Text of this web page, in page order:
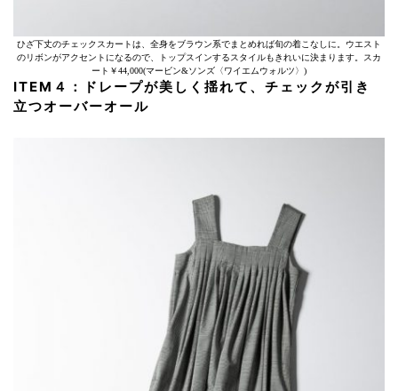
ひざ下丈のチェックスカートは、全身をブラウン系でまとめれば旬の着こなしに。ウエスト
のリボンがアクセントになるので、トップスインするスタイルもきれいに決まります。スカ
ート￥44,000(マービン&ソンズ〈ワイエムウォルツ〉)
ITEM４：ドレープが美しく揺れて、チェックが引き
立つオーバーオール